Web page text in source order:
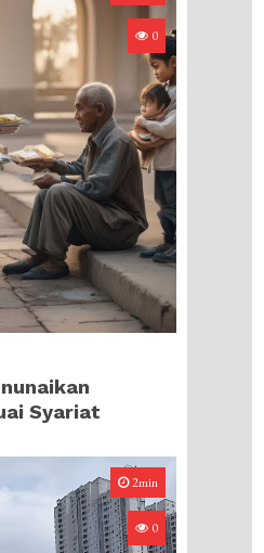
0
Syariat
2min
0